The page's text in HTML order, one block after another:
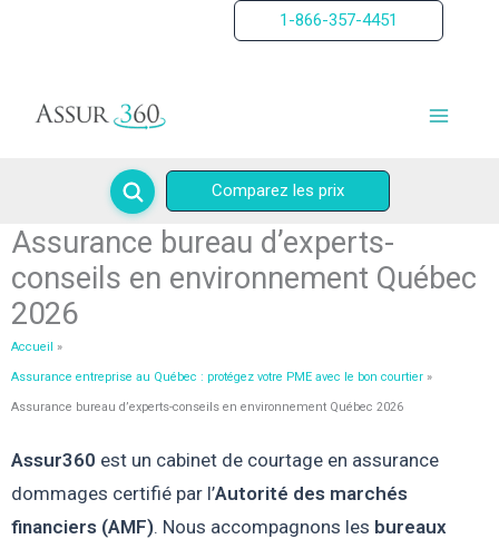
1-866-357-4451
Comparez les prix
Assurance bureau d’experts-
conseils en environnement Québec
2026
Accueil
Assurance entreprise au Québec : protégez votre PME avec le bon courtier
Assurance bureau d’experts-conseils en environnement Québec 2026
Assur360 est un cabinet de courtage en assurance
dommages certifié par l’Autorité des marchés
financiers (AMF). Nous accompagnons les bureaux